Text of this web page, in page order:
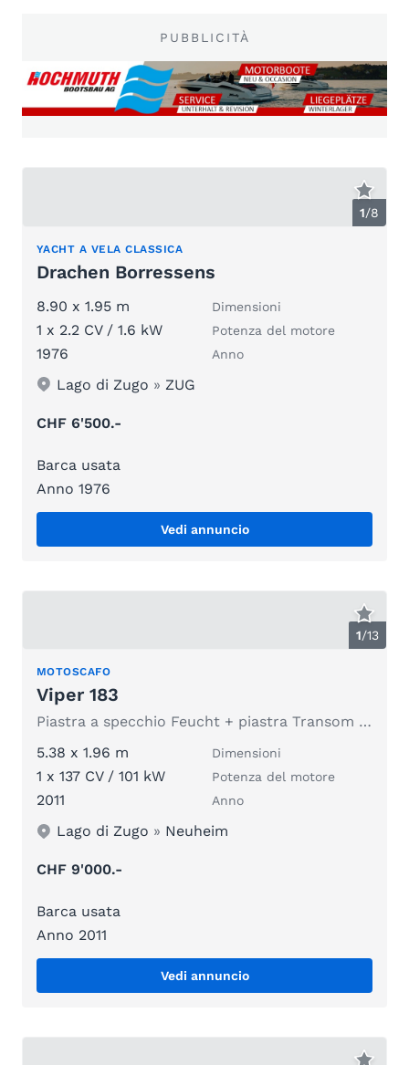
PUBBLICITÀ
1/8
YACHT A VELA CLASSICA
Drachen Borressens
8.90 x 1.95 m Dimensioni
1 x 2.2 CV / 1.6 kW Potenza del motore
1976 Anno
Lago di Zugo » ZUG
CHF 6'500.-
Barca usata
Anno 1976
Vedi annuncio
1/13
MOTOSCAFO
Viper 183
Piastra a specchio Feucht + piastra Transom allentata
5.38 x 1.96 m
Dimensioni
1 x 137 CV / 101 kW Potenza del motore
2011 Anno
Lago di Zugo » Neuheim
CHF 9'000.-
Barca usata
Anno 2011
Vedi annuncio